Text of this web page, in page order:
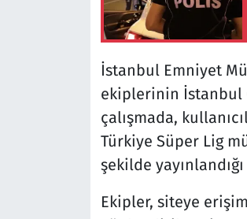
İstanbul Emniyet
ekiplerinin İstanbul
çalışmada,
Türkiye Süper Lig
şekilde
Ekipler, siteye